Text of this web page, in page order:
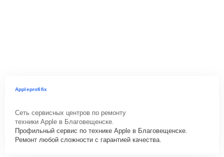
Appleprofifix
Сеть сервисных центров по ремонту
техники Apple в Благовещенске.
Профильный сервис по технике Apple в Благовещенске.
Ремонт любой сложности с гарантией качества.